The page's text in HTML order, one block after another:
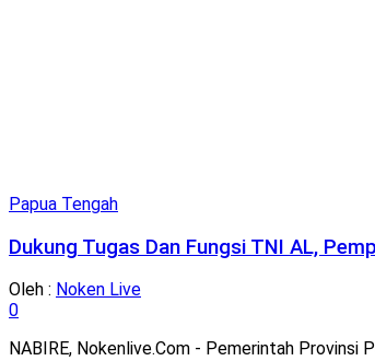
Papua Tengah
Dukung Tugas Dan Fungsi TNI AL,
Oleh : Noken Live
0
NABIRE, Nokenlive.Com - Pemerintah Provinsi